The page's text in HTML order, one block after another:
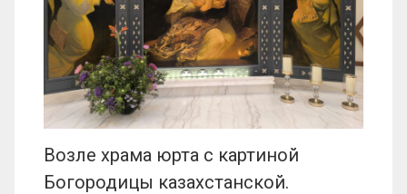
Возле храма юрта с картиной
Богородицы казахстанской.